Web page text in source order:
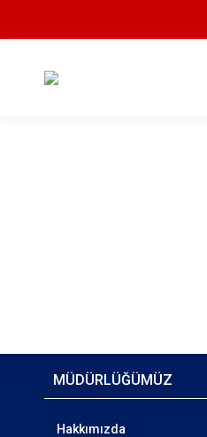
MÜDÜRLÜĞÜMÜZ
Hakkımızda